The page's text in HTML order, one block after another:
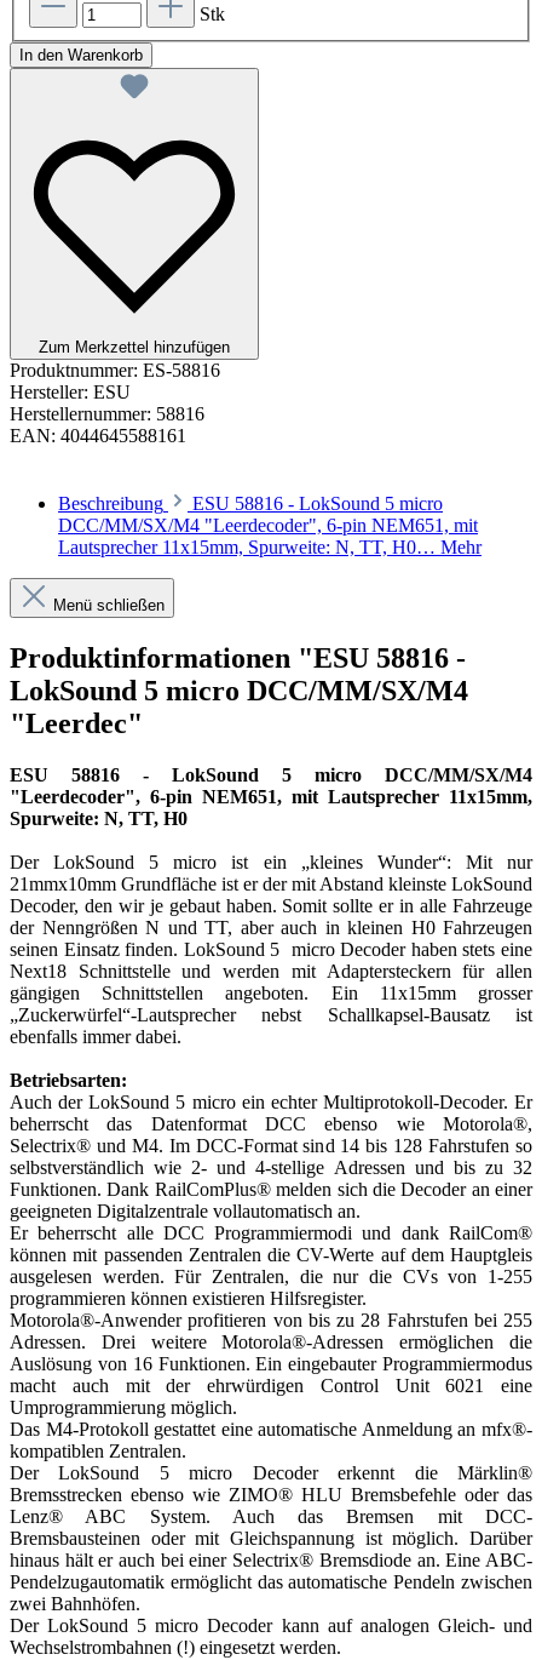
Stk
In den Warenkorb
Zum Merkzettel hinzufügen
Produktnummer: ES-58816
Hersteller: ESU
Herstellernummer: 58816
EAN: 4044645588161
Beschreibung
ESU 58816 - LokSound 5 micro
DCC/MM/SX/M4 "Leerdecoder", 6-pin NEM651, mit
Lautsprecher 11x15mm, Spurweite: N, TT, H0… Mehr
Menü schließen
Produktinformationen "ESU 58816 -
LokSound 5 micro DCC/MM/SX/M4
"Leerdec"
ESU 58816 - LokSound 5 micro DCC/MM/SX/M4
"Leerdecoder", 6-pin NEM651, mit Lautsprecher 11x15mm,
Spurweite: N, TT, H0
Der LokSound 5 micro ist ein „kleines Wunder“: Mit nur
21mmx10mm Grundfläche ist er der mit Abstand kleinste LokSound
Decoder, den wir je gebaut haben. Somit sollte er in alle Fahrzeuge
der Nenngrößen N und TT, aber auch in kleinen H0 Fahrzeugen
seinen Einsatz finden. LokSound 5 micro Decoder haben stets eine
Next18 Schnittstelle und werden mit Adaptersteckern für allen
gängigen Schnittstellen angeboten. Ein 11x15mm grosser
„Zuckerwürfel“-Lautsprecher nebst Schallkapsel-Bausatz ist
ebenfalls immer dabei.
Betriebsarten:
Auch der LokSound 5 micro ein echter Multiprotokoll-Decoder. Er
beherrscht das Datenformat DCC ebenso wie Motorola®,
Selectrix® und M4. Im DCC-Format sind 14 bis 128 Fahrstufen so
selbstverständlich wie 2- und 4-stellige Adressen und bis zu 32
Funktionen. Dank RailComPlus® melden sich die Decoder an einer
geeigneten Digitalzentrale vollautomatisch an.
Er beherrscht alle DCC Programmiermodi und dank RailCom®
können mit passenden Zentralen die CV-Werte auf dem Hauptgleis
ausgelesen werden. Für Zentralen, die nur die CVs von 1-255
programmieren können existieren Hilfsregister.
Motorola®-Anwender profitieren von bis zu 28 Fahrstufen bei 255
Adressen. Drei weitere Motorola®-Adressen ermöglichen die
Auslösung von 16 Funktionen. Ein eingebauter Programmiermodus
macht auch mit der ehrwürdigen Control Unit 6021 eine
Umprogrammierung möglich.
Das M4-Protokoll gestattet eine automatische Anmeldung an mfx®-
kompatiblen Zentralen.
Der LokSound 5 micro Decoder erkennt die Märklin®
Bremsstrecken ebenso wie ZIMO® HLU Bremsbefehle oder das
Lenz® ABC System. Auch das Bremsen mit DCC-
Bremsbausteinen oder mit Gleichspannung ist möglich. Darüber
hinaus hält er auch bei einer Selectrix® Bremsdiode an. Eine ABC-
Pendelzugautomatik ermöglicht das automatische Pendeln zwischen
zwei Bahnhöfen.
Der LokSound 5 micro Decoder kann auf analogen Gleich- und
Wechselstrombahnen (!) eingesetzt werden.